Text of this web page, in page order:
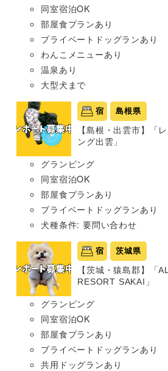
同室宿泊OK
部屋食プランあり
プライベートドッグランあり
わんこメニューあり
温泉あり
大型犬まで
宿 島根県
【島根・出雲市】「
ング出雲」
グランピング
同室宿泊OK
部屋食プランあり
プライベートドッグランあり
犬種条件: 要問い合わせ
宿 茨城県
【茨城・猿島郡】「
RESORT SAKAI」
グランピング
同室宿泊OK
部屋食プランあり
プライベートドッグランあり
共用ドッグランあり